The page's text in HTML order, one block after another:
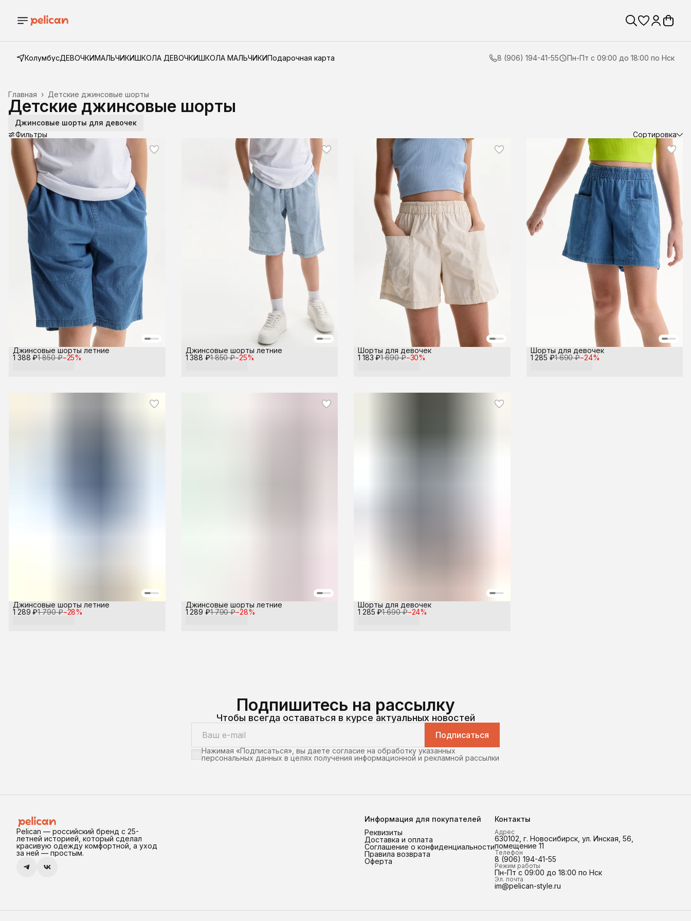
КолумбусДЕВОЧКИМАЛЬЧИКИШКОЛА ДЕВОЧКИШКОЛА МАЛЬЧИКИПодарочная карта 8 (906) 194-41-55 Пн-Пт с 09:00 до 18:00 по Нск
Детские джинсовые шорты
Главная ›
Детские джинсовые шорты
Джинсовые шорты для девочек
Фильтры
Сортировка
1 388 ₽1 850 ₽−25%
Джинсовые шорты летние
1 388 ₽1 850 ₽−25%
Джинсовые шорты летние
1 183 ₽1 690 ₽−30%
Шорты для девочек
1 285 ₽1 690 ₽−24%
Шорты для девочек
1 289 ₽1 790 ₽−28%
Джинсовые шорты летние
1 289 ₽1 790 ₽−28%
Джинсовые шорты летние
1 285 ₽1 690 ₽−24%
Шорты для девочек
Подпишитесь на рассылку
Чтобы всегда оставаться в курсе актуальных новостей
Подписаться
Нажимая «Подписаться», вы даете согласие на обработку указанных
персональных данных в целях получения информационной и рекламной рассылки
Pelican — российский бренд с 25-
летней историей, который сделал
красивую одежду комфортной, а уход
за ней — простым.
Информация для покупателей
Реквизиты
Доставка и оплата
Соглашение о конфиденциальности
Правила возврата
Оферта
Контакты
Адрес
630102, г. Новосибирск, ул. Инская, 56,
помещение 11
Телефон
8 (906) 194-41-55
Режим работы
Пн-Пт с 09:00 до 18:00 по Нск
Эл. почта
im@pelican-style.ru